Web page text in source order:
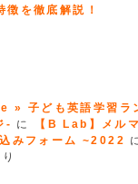
を徹底解説！
子ども英語学習ラ
- に
【B Lab】メ
みフォーム ~2022